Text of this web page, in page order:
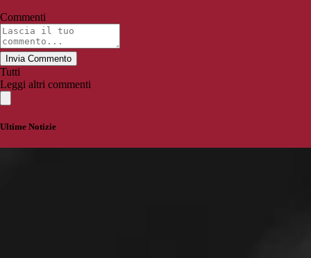
Commenti
Invia Commento
Tutti
Leggi altri commenti
Ultime Notizie